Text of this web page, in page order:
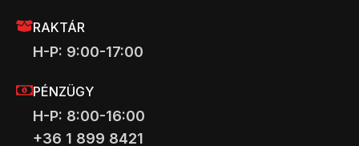
RAKTÁR
H-P: 9:00-17:00
PÉNZÜGY
H-P: 8:00-16:00
+36 1 899 8421